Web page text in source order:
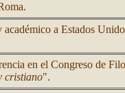
académico a Estados
en el Congreso de
cristiano".